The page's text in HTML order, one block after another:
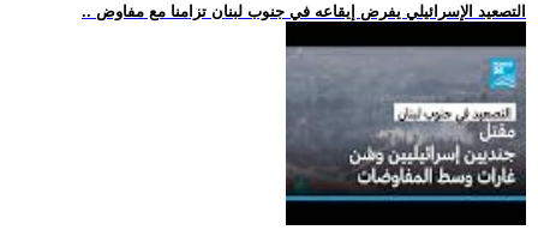
.. التصعيد الإسرائيلي يفرض إيقاعه في جنوب لبنان تزامنا مع مفاوض